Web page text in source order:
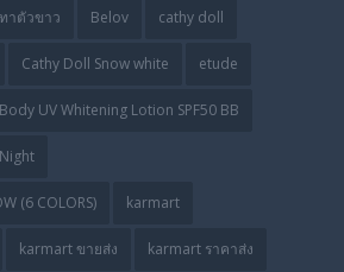
าตัวขาว Belov cathy doll
Cathy Doll Snow white etude
UV Whitening Lotion SPF50 BB
(6 COLORS) karmart
karmart ขายส่ง karmart ราคาส่ง